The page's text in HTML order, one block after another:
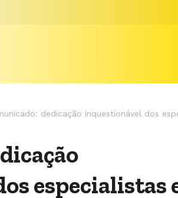
dedicação inquestionável dos
especialistas